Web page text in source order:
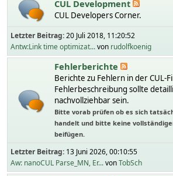
CUL Development
CUL Developers Corner.
Letzter Beitrag:20 Juli 2018, 11:20:52
Antw:Link time optimizat...von rudolfkoenig
Fehlerberichte
Berichte zu Fehlern in der CUL-
Fehlerbeschreibung sollte
nachvollziehbar sein.
Bitte vorab prüfen ob es sich
handelt und bitte keine
beifügen.
Letzter Beitrag: 13 Juni 2026, 00:10:55
Aw: nanoCUL Parse_MN, Er...vonTobSch